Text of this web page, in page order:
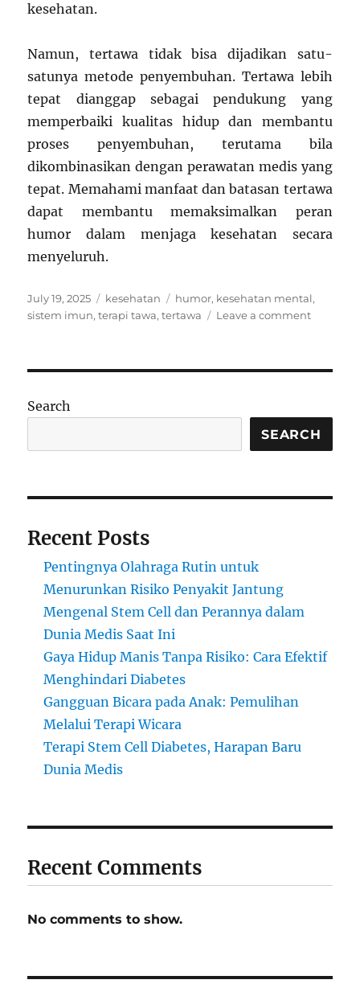
kesehatan.
Namun, tertawa tidak bisa dijadikan satu-
satunya metode penyembuhan. Tertawa lebih
tepat dianggap sebagai pendukung yang
memperbaiki kualitas hidup dan membantu
proses penyembuhan, terutama bila
dikombinasikan dengan perawatan medis yang
tepat. Memahami manfaat dan batasan tertawa
dapat membantu memaksimalkan peran
humor dalam menjaga kesehatan secara
menyeluruh.
Posted
on
July 19, 2025 Categories
kesehatan Tags
humor, kesehatan mental,
sistem imun,terapi tawa,tertawa Leave a commenton
Unik
Tentang
Humor
Search
SEARCH
Recent Posts
Pentingnya Olahraga Rutin untuk
Menurunkan Risiko Penyakit Jantung
Mengenal Stem Cell dan Perannya dalam
Dunia Medis Saat Ini
Gaya Hidup Manis Tanpa Risiko: Cara Efektif
Menghindari Diabetes
Gangguan Bicara pada Anak: Pemulihan
Melalui Terapi Wicara
Terapi Stem Cell Diabetes, Harapan Baru
Dunia Medis
Recent Comments
No comments to show.